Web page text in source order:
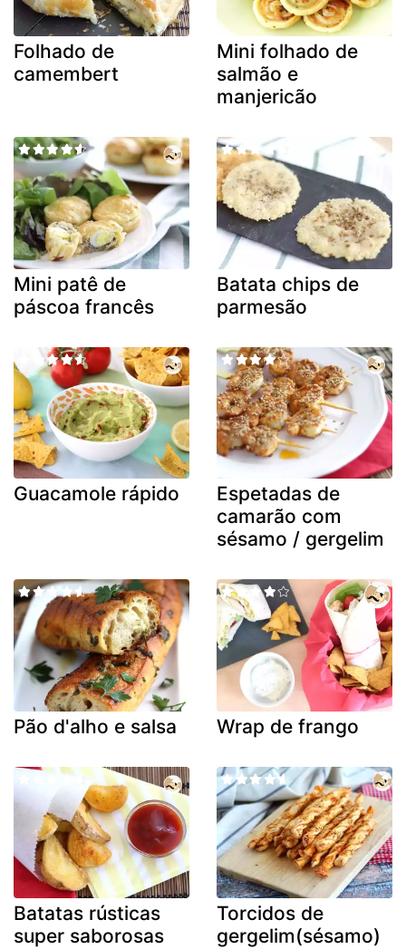
Folhado de
camembert
Mini folhado de
salmão e
manjericão
Mini patê de
páscoa francês
Batata chips de
parmesão
Guacamole rápido
Espetadas de
camarão com
sésamo / gergelim
Pão d'alho e salsa Wrap de frango
Batatas rústicas
super saborosas
Torcidos de
gergelim(sésamo)